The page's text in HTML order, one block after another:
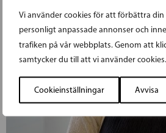
Vi använder cookies för att förbättra din
personligt anpassade annonser och
trafiken på vår webbplats. Genom att
samtycker du till att vi använder cookies.
Cookieinställningar Avvisa